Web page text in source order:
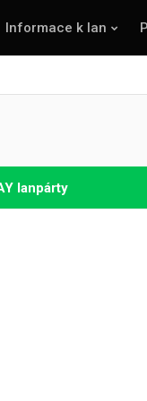
Informace k lan
lanpárty